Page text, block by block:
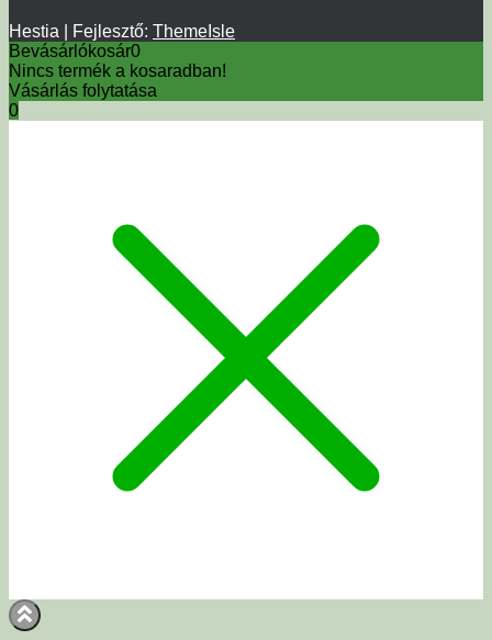
Hestia | Fejlesztő: ThemeIsle
Bevásárlókosár0
Nincs termék a kosaradban!
Vásárlás folytatása
0